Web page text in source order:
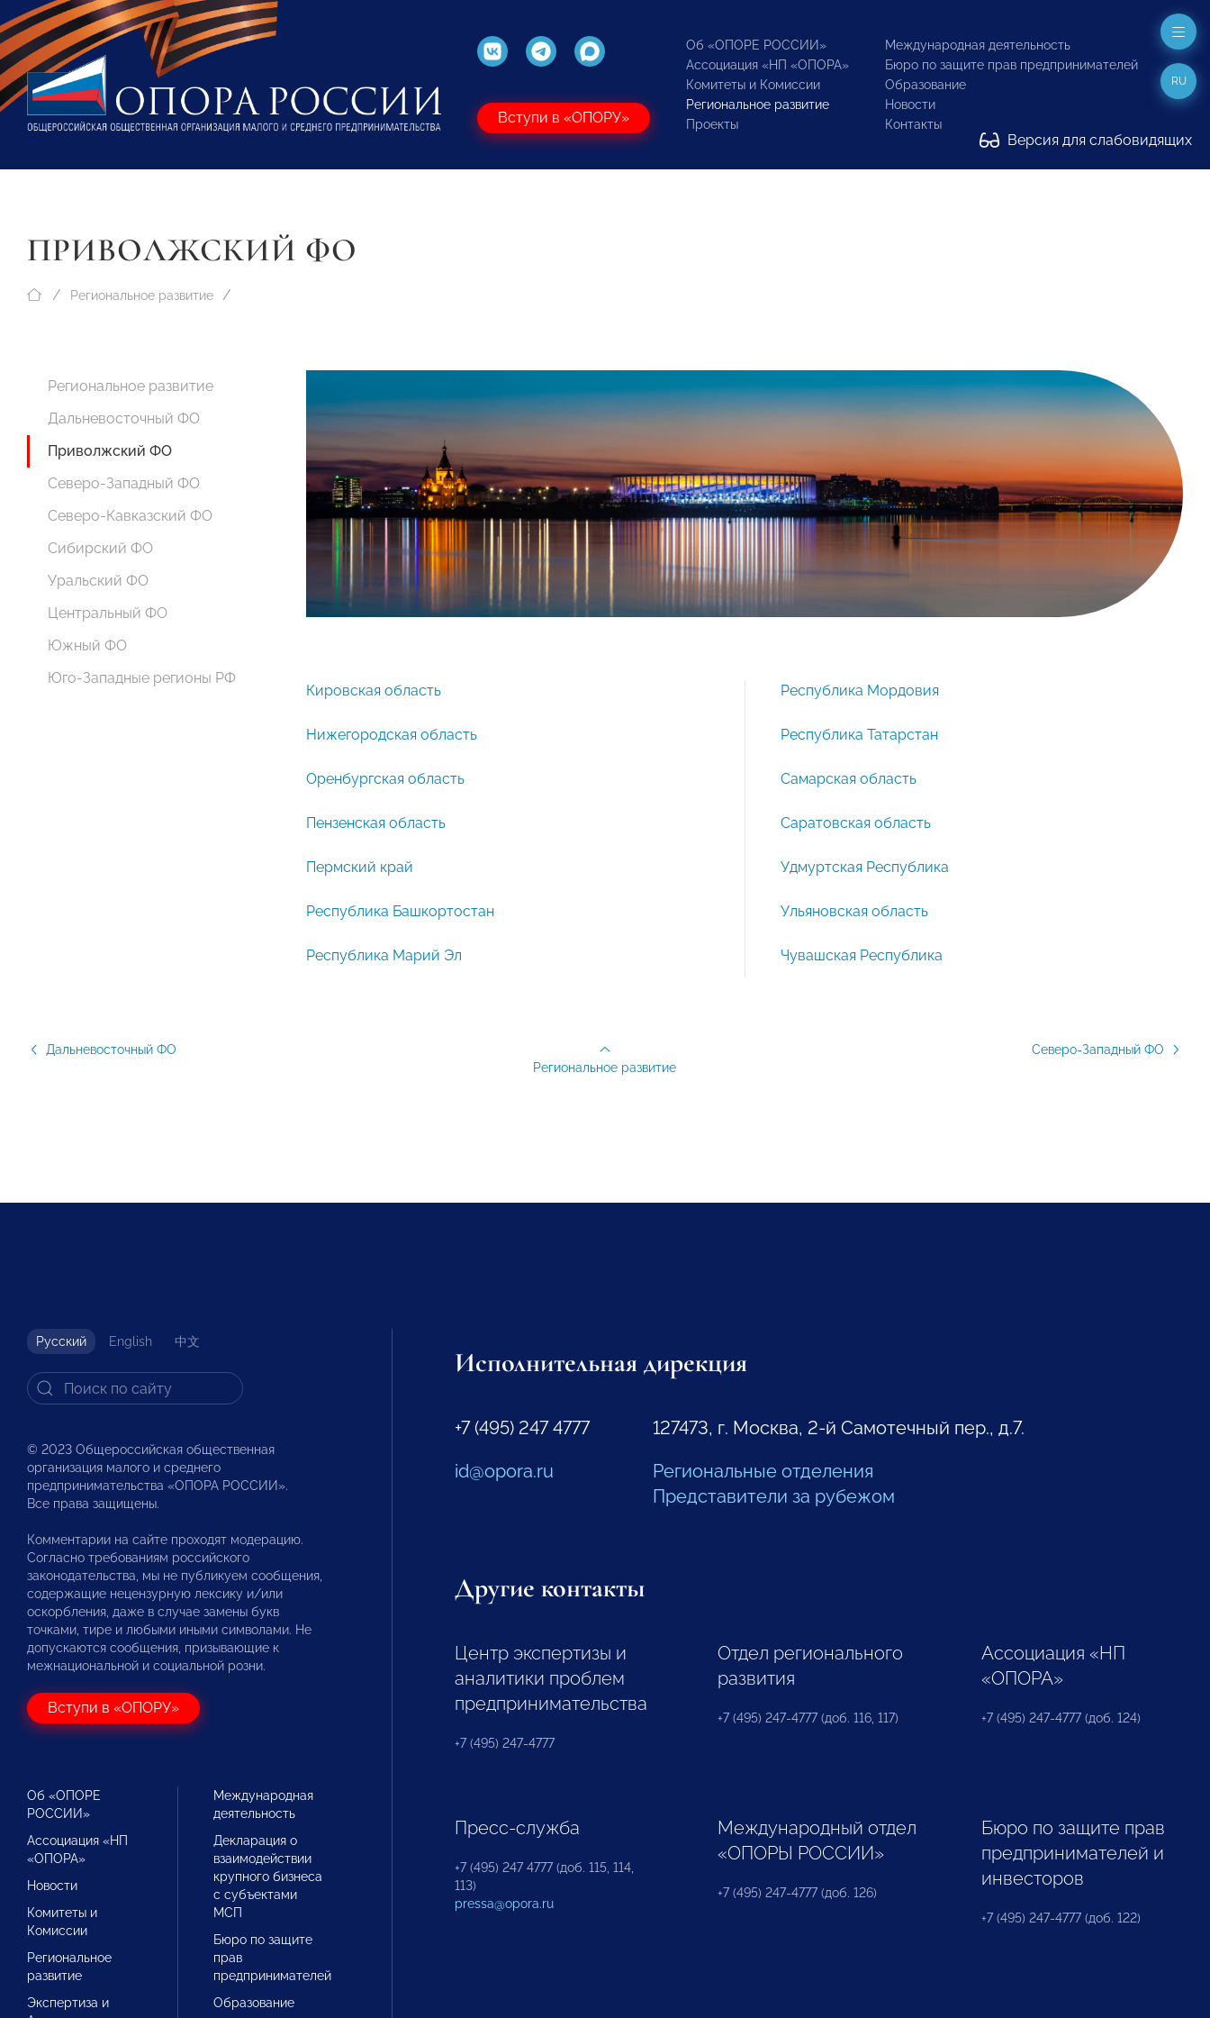
Вступи в «ОПОРУ»
Об «ОПОРЕ РОССИИ»
Ассоциация «НП «ОПОРА»
Комитеты и Комиссии
Региональное развитие
Проекты
Международная деятельность
Бюро по защите прав предпринимателей
Образование
Новости
Контакты
Версия для слабовидящих
RU
ПРИВОЛЖСКИЙ ФО
Региональное развитие
Региональное развитие
Дальневосточный ФО
Приволжский ФО
Северо-Западный ФО
Северо-Кавказский ФО
Сибирский ФО
Уральский ФО
Центральный ФО
Южный ФО
Юго-Западные регионы РФ
Кировская область
Нижегородская область
Оренбургская область
Пензенская область
Пермский край
Республика Башкортостан
Республика Марий Эл
Республика Мордовия
Республика Татарстан
Самарская область
Саратовская область
Удмуртская Республика
Ульяновская область
Чувашская Республика
Дальневосточный ФО
Северо-Западный ФО
Региональное развитие
Русский English 中文
© 2023 Общероссийская общественная
организация малого и среднего
предпринимательства «ОПОРА РОССИИ».
Все права защищены.
Комментарии на сайте проходят модерацию.
Согласно требованиям российского
законодательства, мы не публикуем сообщения,
содержащие нецензурную лексику и/или
оскорбления, даже в случае замены букв
точками, тире и любыми иными символами. Не
допускаются сообщения, призывающие к
межнациональной и социальной розни.
Вступи в «ОПОРУ»
Об «ОПОРЕ
РОССИИ»
Ассоциация «НП
«ОПОРА»
Новости
Комитеты и
Комиссии
Региональное
развитие
Экспертиза и
Международная
деятельность
Декларация о
взаимодействии
крупного бизнеса
с субъектами
МСП
Бюро по защите
прав
предпринимателей
Образование
Исполнительная дирекция
+7 (495) 247 4777
id@opora.ru
127473, г. Москва, 2-й Самотечный пер., д.7.
Региональные отделения
Представители за рубежом
Другие контакты
Центр экспертизы и
аналитики проблем
предпринимательства
+7 (495) 247-4777
Отдел регионального
развития
+7 (495) 247-4777 (доб. 116, 117)
Ассоциация «НП
«ОПОРА»
+7 (495) 247-4777 (доб. 124)
Пресс-служба
+7 (495) 247 4777 (доб. 115, 114,
113)
pressa@opora.ru
Международный отдел
«ОПОРЫ РОССИИ»
+7 (495) 247-4777 (доб. 126)
Бюро по защите прав
предпринимателей и
инвесторов
+7 (495) 247-4777 (доб. 122)